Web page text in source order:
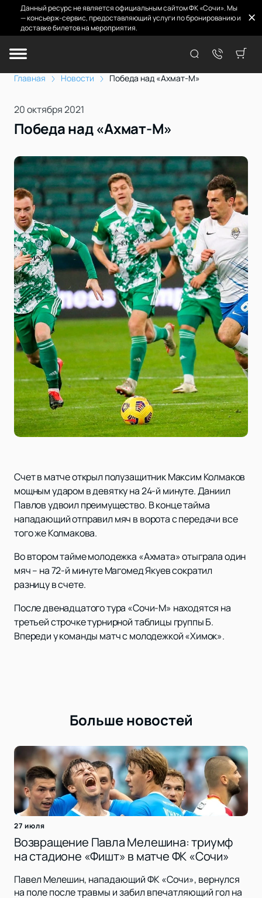
Данный ресурс не является официальным сайтом ФК «Сочи». Мы
— консьерж-сервис, предоставляющий услуги по бронированию и
доставке билетов на мероприятия.
Главная Новости Победа над «Ахмат-М»
20 октября 2021
Победа над «Ахмат-М»
Счет в матче открыл полузащитник Максим Колмаков
мощным ударом в девятку на 24-й минуте. Даниил
Павлов удвоил преимущество. В конце тайма
нападающий отправил мяч в ворота с передачи все
того же Колмакова.
Во втором тайме молодежка «Ахмата» отыграла один
мяч – на 72-й минуте Магомед Якуев сократил
разницу в счете.
После двенадцатого тура «Сочи-М» находятся на
третьей строчке турнирной таблицы группы Б.
Впереди у команды матч с молодежкой «Химок».
Больше новостей
27 июля
Возвращение Павла Мелешина: триумф
на стадионе «Фишт» в матче ФК «Сочи»
Павел Мелешин, нападающий ФК «Сочи», вернулся
на поле после травмы и забил впечатляющий гол на